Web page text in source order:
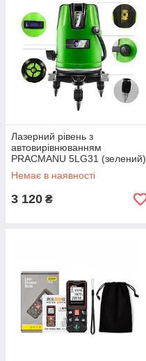
Лазерний рівень з
автовирівнюванням
PRACMANU 5LG31 (зелений)
зі штативом
Немає в наявності
3 120 ₴